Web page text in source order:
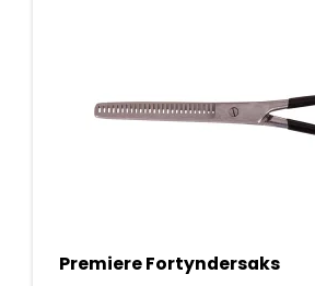
Premiere Fortyndersaks